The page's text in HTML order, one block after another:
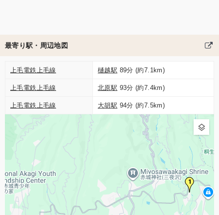
最寄り駅・周辺地図
上毛電鉄上毛線 樋越駅 89分 (約7.1km)
上毛電鉄上毛線 北原駅 93分 (約7.4km)
上毛電鉄上毛線 大胡駅 94分 (約7.5km)
1